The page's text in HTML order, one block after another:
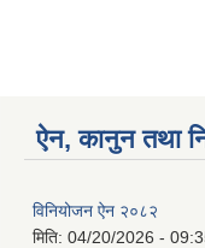
ऐन, कानुन तथा
विनियोजन ऐन २०८२
मिति: 04/20/2026 -